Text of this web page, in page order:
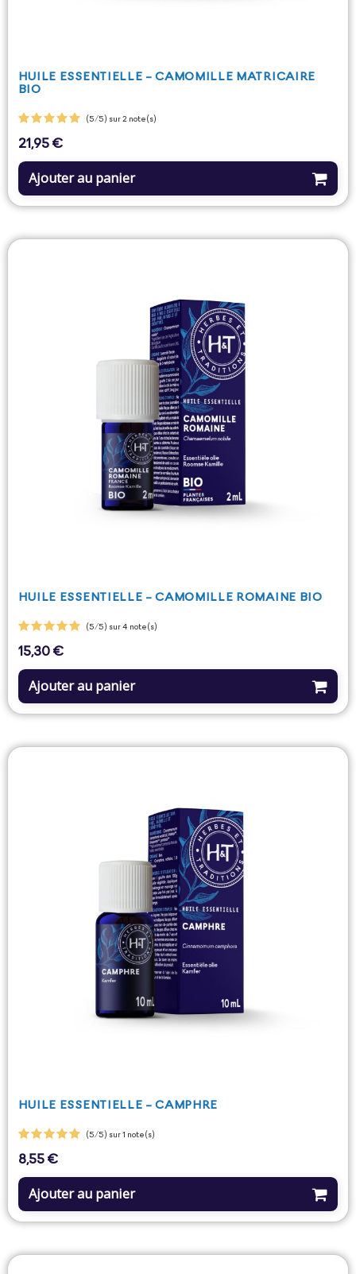
HUILE ESSENTIELLE - CAMOMILLE MATRICAIRE
BIO
(5/5) sur 2 note(s)
Prix
21,95 €
Ajouter au panier
HUILE ESSENTIELLE - CAMOMILLE ROMAINE BIO
(5/5) sur 4 note(s)
Prix
15,30 €
Ajouter au panier
HUILE ESSENTIELLE - CAMPHRE
(5/5) sur 1 note(s)
Prix
8,55 €
Ajouter au panier